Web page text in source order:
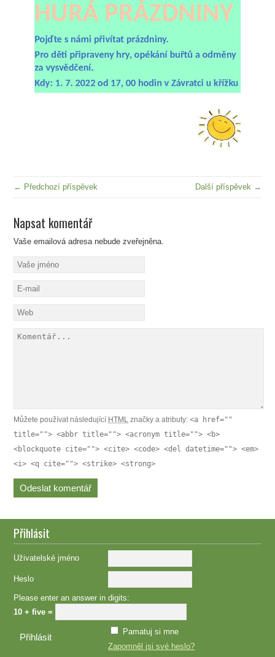
← Předchozí příspěvek Další příspěvek →
Napsat komentář
Vaše emailová adresa nebude zveřejněna.
Můžete používat následující HTML značky a atributy:<a href=""
title=""> <abbr title=""> <acronym title=""> <b>
<blockquote cite=""> <cite> <code> <del datetime=""> <em>
<i> <q cite=""> <strike> <strong>
Přihlásit
Uživatelské jméno
Heslo
Please enter an answer in digits:
10 + five =
Pamatuj si mne
Zapomněl jsi své heslo?